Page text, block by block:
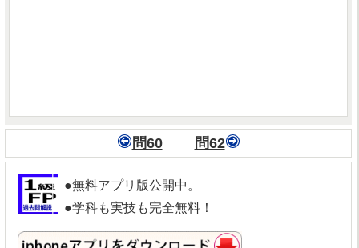
問60 問62
●無料アプリ版公開中。
●学科も実技も完全無料！